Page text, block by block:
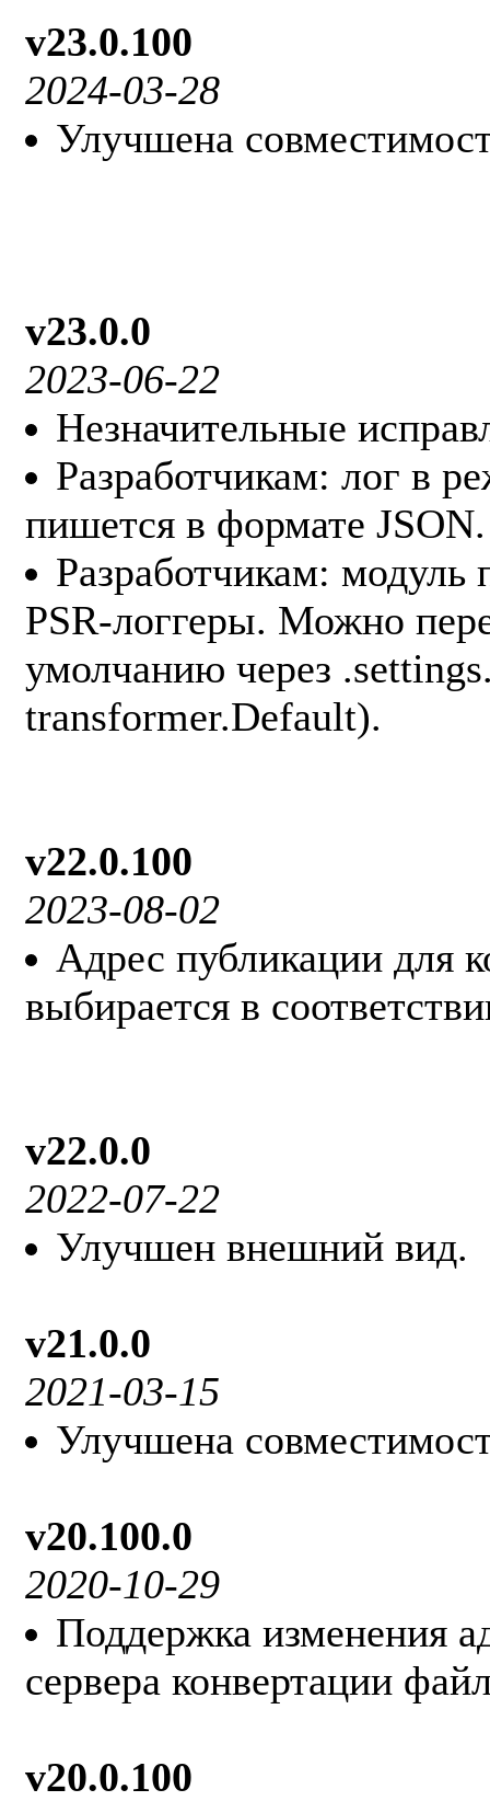
v23.0.100
2024-03-28
Улучшена
v23.0.0
2023-06-22
Незначительные
Разработчикам: лог в
пишется в формате JSON.
Разработчикам: модуль
PSR-логгеры. Можно
умолчанию через
transformer.Default).
v22.0.100
2023-08-02
Адрес публикации для
выбирается в
v22.0.0
2022-07-22
Улучшен внешний вид.
v21.0.0
2021-03-15
Улучшена
v20.100.0
2020-10-29
Поддержка изменения
сервера конвертации
v20.0.100